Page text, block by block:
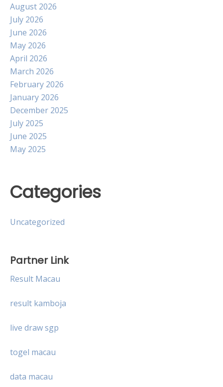
August 2026
July 2026
June 2026
May 2026
April 2026
March 2026
February 2026
January 2026
December 2025
July 2025
June 2025
May 2025
Categories
Uncategorized
Partner Link
Result Macau
result kamboja
live draw sgp
togel macau
data macau